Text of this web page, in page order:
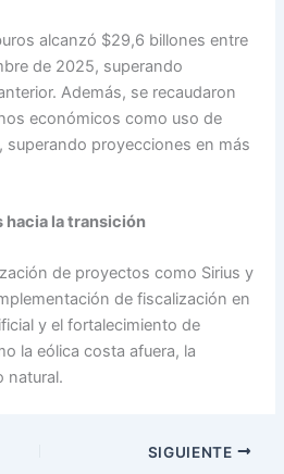
alcanzó $29,6 billones entre
de 2025, superando
Además, se recaudaron
económicos como uso de
superando proyecciones en más
la transición
de proyectos como Sirius y
de fiscalización en
y el fortalecimiento de
la eólica costa afuera, la
natural.
SIGUIENTE